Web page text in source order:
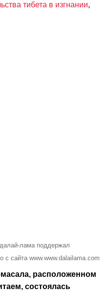
тибета в изгнании,
лама поддержал
сайта www.www.dalailama.com
расположенном
состоялась